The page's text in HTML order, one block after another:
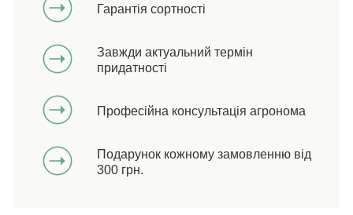
Гарантія сортності
Завжди актуальний термін
придатності
Професійна консультація агронома
Подарунок кожному замовленню від
300 грн.